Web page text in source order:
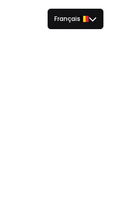
Français